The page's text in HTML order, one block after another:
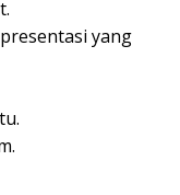
yang